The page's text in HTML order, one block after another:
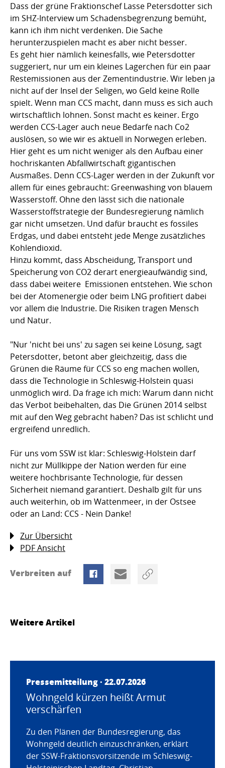
Dass der grüne Fraktionschef Lasse Petersdotter sich
im SHZ-Interview um Schadensbegrenzung bemüht,
kann ich ihm nicht verdenken. Die Sache
herunterzuspielen macht es aber nicht besser.
Es geht hier nämlich keinesfalls, wie Petersdotter
suggeriert, nur um ein kleines Lagerchen für ein paar
Restemissionen aus der Zementindustrie. Wir leben ja
nicht auf der Insel der Seligen, wo Geld keine Rolle
spielt. Wenn man CCS macht, dann muss es sich auch
wirtschaftlich lohnen. Sonst macht es keiner. Ergo
werden CCS-Lager auch neue Bedarfe nach Co2
auslösen, so wie wir es aktuell in Norwegen erleben.
Hier geht es um nicht weniger als den Aufbau einer
hochriskanten Abfallwirtschaft gigantischen
Ausmaßes. Denn CCS-Lager werden in der Zukunft vor
allem für eines gebraucht: Greenwashing von blauem
Wasserstoff. Ohne den lässt sich die nationale
Wasserstoffstrategie der Bundesregierung nämlich
gar nicht umsetzen. Und dafür braucht es fossiles
Erdgas, und dabei entsteht jede Menge zusätzliches
Kohlendioxid.
Hinzu kommt, dass Abscheidung, Transport und
Speicherung von CO2 derart energieaufwändig sind,
dass dabei weitere Emissionen entstehen. Wie schon
bei der Atomenergie oder beim LNG profitiert dabei
vor allem die Industrie. Die Risiken tragen Mensch
und Natur.
"Nur 'nicht bei uns' zu sagen sei keine Lösung, sagt
Petersdotter, betont aber gleichzeitig, dass die
Grünen die Räume für CCS so eng machen wollen,
dass die Technologie in Schleswig-Holstein quasi
unmöglich wird. Da frage ich mich: Warum dann nicht
das Verbot beibehalten, das Die Grünen 2014 selbst
mit auf den Weg gebracht haben? Das ist schlicht und
ergreifend unredlich.
Für uns vom SSW ist klar: Schleswig-Holstein darf
nicht zur Müllkippe der Nation werden für eine
weitere hochbrisante Technologie, für dessen
Sicherheit niemand garantiert. Deshalb gilt für uns
auch weiterhin, ob im Wattenmeer, in der Ostsee
oder an Land: CCS - Nein Danke!
Zur Übersicht
PDF Ansicht
Verbreiten auf
Weitere Artikel
Pressemitteilung · 22.07.2026
Wohngeld kürzen heißt Armut
verschärfen
Zu den Plänen der Bundesregierung, das
Wohngeld deutlich einzuschränken, erklärt
der SSW-Fraktionsvorsitzende im Schleswig-